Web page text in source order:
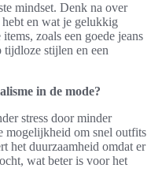
mindset. Denk na over
en wat je gelukkig
zoals een goede jeans
tijdloze stijlen en een
in de mode?
stress door minder
mogelijkheid om snel outfits
het duurzaamheid omdat er
wat beter is voor het